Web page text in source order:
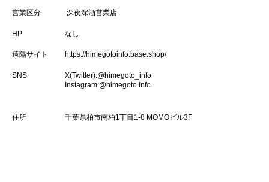
営業区分 深夜深酒営業店
HP なし
遠隔サイト https://himegotoinfo.base.shop/
SNS X(Twitter):@himegoto_info
Instagram:@himegoto.info
住所 千葉県柏市南柏1丁目1-8 MOMOビル3F